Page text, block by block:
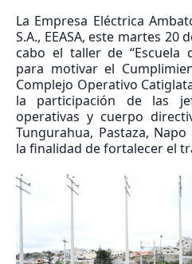
La Empresa Eléctrica
S.A., EEASA, este martes 20
cabo el taller de “Escuela
para motivar el
Complejo Operativo
la participación de las
operativas y cuerpo
Tungurahua, Pastaza,
la finalidad de fortalecer el